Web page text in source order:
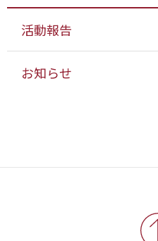
活動報告
お知らせ